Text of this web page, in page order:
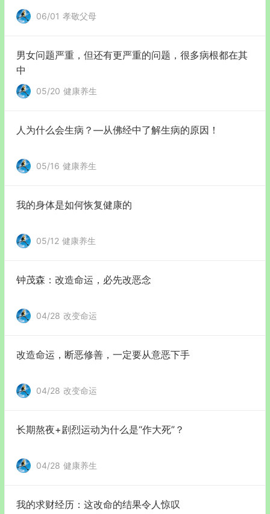
06/01 孝敬父母
男女问题严重，但还有更严重的问题，很多病根都在其
中
05/20 健康养生
人为什么会生病？—从佛经中了解生病的原因！
05/16 健康养生
我的身体是如何恢复健康的
05/12 健康养生
钟茂森：改造命运，必先改恶念
04/28 改变命运
改造命运，断恶修善，一定要从意恶下手
04/28 改变命运
长期熬夜+剧烈运动为什么是“作大死”？
04/28 健康养生
我的求财经历：这改命的结果令人惊叹